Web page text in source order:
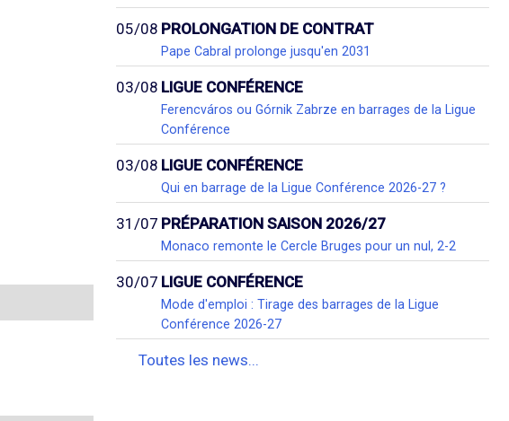
05/08 PROLONGATION DE CONTRAT
Pape Cabral prolonge jusqu'en 2031
03/08 LIGUE CONFÉRENCE
Ferencváros ou Górnik Zabrze en barrages de la Ligue
Conférence
03/08 LIGUE CONFÉRENCE
Qui en barrage de la Ligue Conférence 2026-27 ?
31/07 PRÉPARATION SAISON 2026/27
Monaco remonte le Cercle Bruges pour un nul, 2-2
30/07 LIGUE CONFÉRENCE
Mode d'emploi : Tirage des barrages de la Ligue
Conférence 2026-27
Toutes les news...